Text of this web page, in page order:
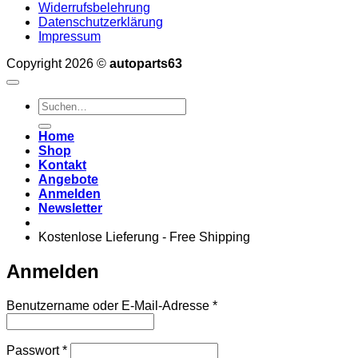
Widerrufsbelehrung
Datenschutzerklärung
Impressum
Copyright 2026 © autoparts63
Suchen
nach:
Home
Shop
Kontakt
Angebote
Anmelden
Newsletter
Kostenlose Lieferung - Free Shipping
Anmelden
Benutzername oder E-Mail-Adresse *Erforderlich
Passwort*Erforderlich